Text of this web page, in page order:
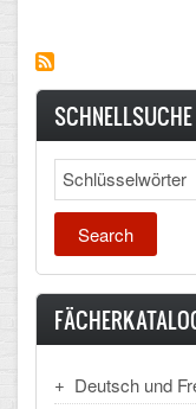
Förderverein
Ehemalige
FÄCHER
Ethik, Philosophie
ist
getan!
SCHNELLSUCHE
Search
Deutsch und